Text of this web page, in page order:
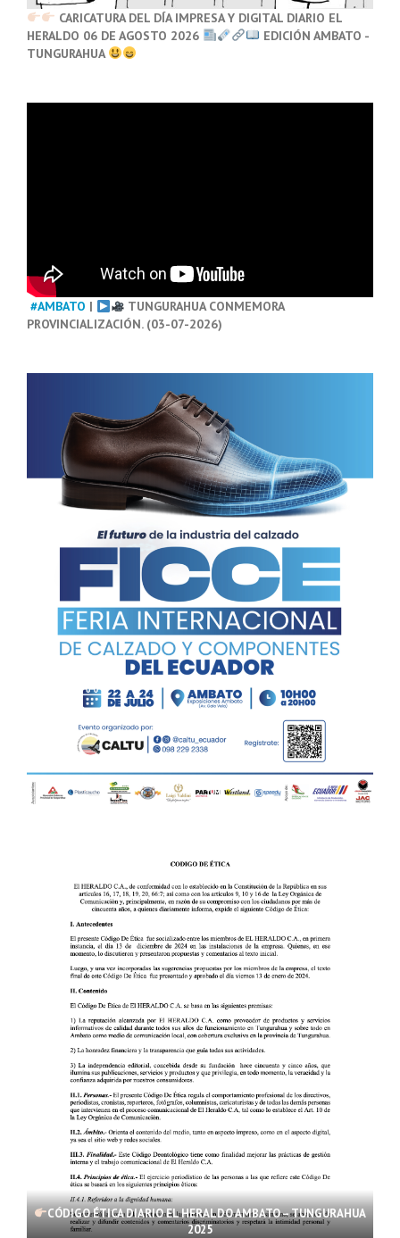
CARICATURA DEL DÍA IMPRESA Y DIGITAL DIARIO EL
HERALDO 06 DE AGOSTO 2026
EDICIÓN AMBATO -
TUNGURAHUA
#AMBATO |
TUNGURAHUA CONMEMORA
PROVINCIALIZACIÓN. (03-07-2026)
CÓDIGO ÉTICA DIARIO EL HERALDO AMBATO – TUNGURAHUA
2025